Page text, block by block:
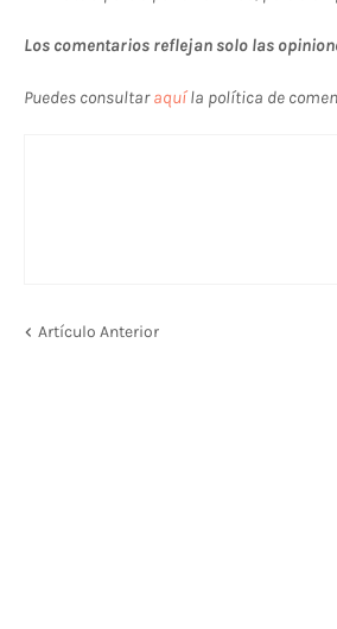
Los comentarios reflejan solo las
Puedes consultaraquíla política de
Artículo Anterior